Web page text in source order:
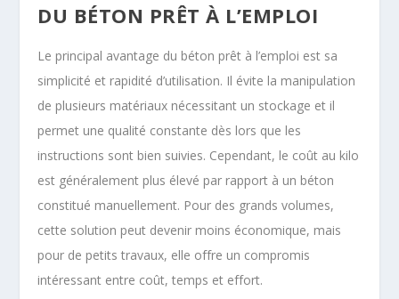
DU BÉTON PRÊT À L’EMPLOI
Le principal avantage du béton prêt à l’emploi est sa
simplicité et rapidité d’utilisation. Il évite la manipulation
de plusieurs matériaux nécessitant un stockage et il
permet une qualité constante dès lors que les
instructions sont bien suivies. Cependant, le coût au kilo
est généralement plus élevé par rapport à un béton
constitué manuellement. Pour des grands volumes,
cette solution peut devenir moins économique, mais
pour de petits travaux, elle offre un compromis
intéressant entre coût, temps et effort.